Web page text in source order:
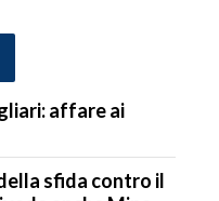
affare ai
sfida contro il